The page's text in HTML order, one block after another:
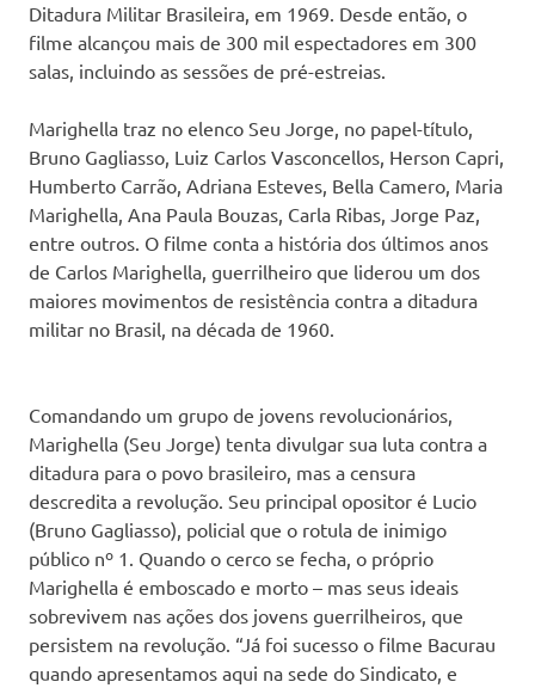
Ditadura Militar Brasileira, em 1969. Desde então, o
filme alcançou mais de 300 mil espectadores em 300
salas, incluindo as sessões de pré-estreias.
Marighella traz no elenco Seu Jorge, no papel-título,
Bruno Gagliasso, Luiz Carlos Vasconcellos, Herson Capri,
Humberto Carrão, Adriana Esteves, Bella Camero, Maria
Marighella, Ana Paula Bouzas, Carla Ribas, Jorge Paz,
entre outros. O filme conta a história dos últimos anos
de Carlos Marighella, guerrilheiro que liderou um dos
maiores movimentos de resistência contra a ditadura
militar no Brasil, na década de 1960.
Comandando um grupo de jovens revolucionários,
Marighella (Seu Jorge) tenta divulgar sua luta contra a
ditadura para o povo brasileiro, mas a censura
descredita a revolução. Seu principal opositor é Lucio
(Bruno Gagliasso), policial que o rotula de inimigo
público nº 1. Quando o cerco se fecha, o próprio
Marighella é emboscado e morto – mas seus ideais
sobrevivem nas ações dos jovens guerrilheiros, que
persistem na revolução. “Já foi sucesso o filme Bacurau
quando apresentamos aqui na sede do Sindicato, e